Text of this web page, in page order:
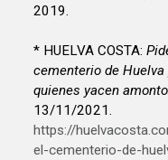
2019.
* HUELVA COSTA:
cementerio de
quienes yacen
13/11/2021.
https://
el-cementerio-de-